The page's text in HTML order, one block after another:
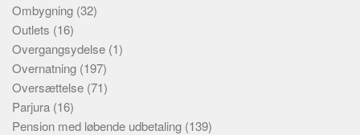
Ombygning (32)
Outlets (16)
Overgangsydelse (1)
Overnatning (197)
Oversættelse (71)
Parjura (16)
Pension med løbende udbetaling (139)